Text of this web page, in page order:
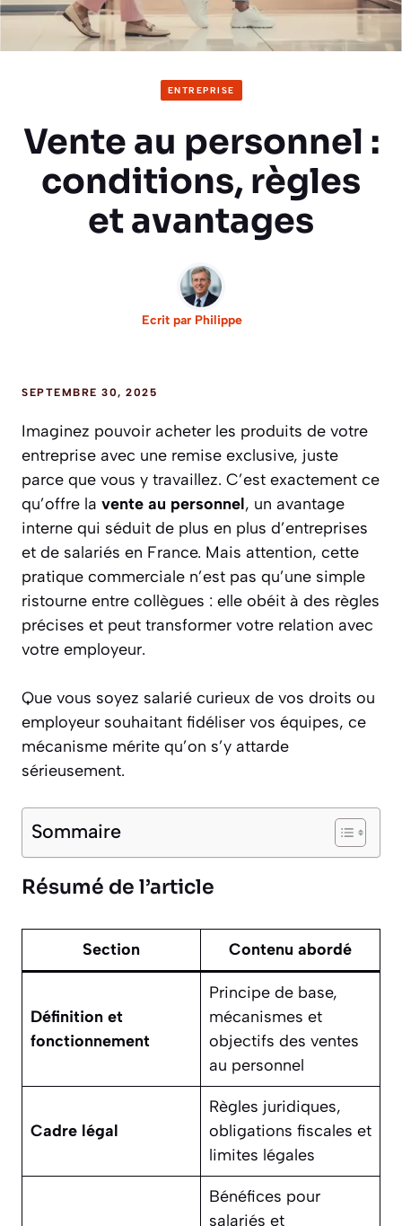
ENTREPRISE
Vente au personnel :
conditions, règles
et avantages
Ecrit par Philippe
SEPTEMBRE 30, 2025
Imaginez pouvoir acheter les produits de votre
entreprise avec une remise exclusive, juste
parce que vous y travaillez. C’est exactement ce
qu’offre la vente au personnel, un avantage
interne qui séduit de plus en plus d’entreprises
et de salariés en France. Mais attention, cette
pratique commerciale n’est pas qu’une simple
ristourne entre collègues : elle obéit à des règles
précises et peut transformer votre relation avec
votre employeur.
Que vous soyez salarié curieux de vos droits ou
employeur souhaitant fidéliser vos équipes, ce
mécanisme mérite qu’on s’y attarde
sérieusement.
Sommaire
Résumé de l’article
Section Contenu abordé
Définition et
fonctionnement
Principe de base,
mécanismes et
objectifs des ventes
au personnel
Cadre légal
Règles juridiques,
obligations fiscales et
limites légales
Bénéfices pour
salariés et